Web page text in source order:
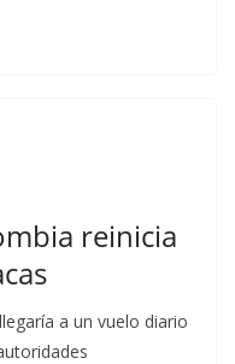
reinicia
a un vuelo diario